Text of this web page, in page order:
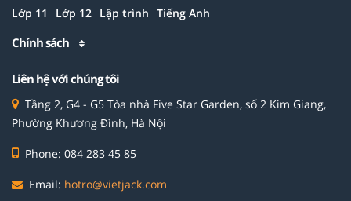
Lớp 11 Lớp 12 Lập trình Tiếng Anh
Chính sách
Liên hệ với chúng tôi
Tầng 2, G4 - G5 Tòa nhà Five Star Garden, số 2 Kim Giang,
Phường Khương Đình, Hà Nội
Phone: 084 283 45 85
Email: hotro@vietjack.com